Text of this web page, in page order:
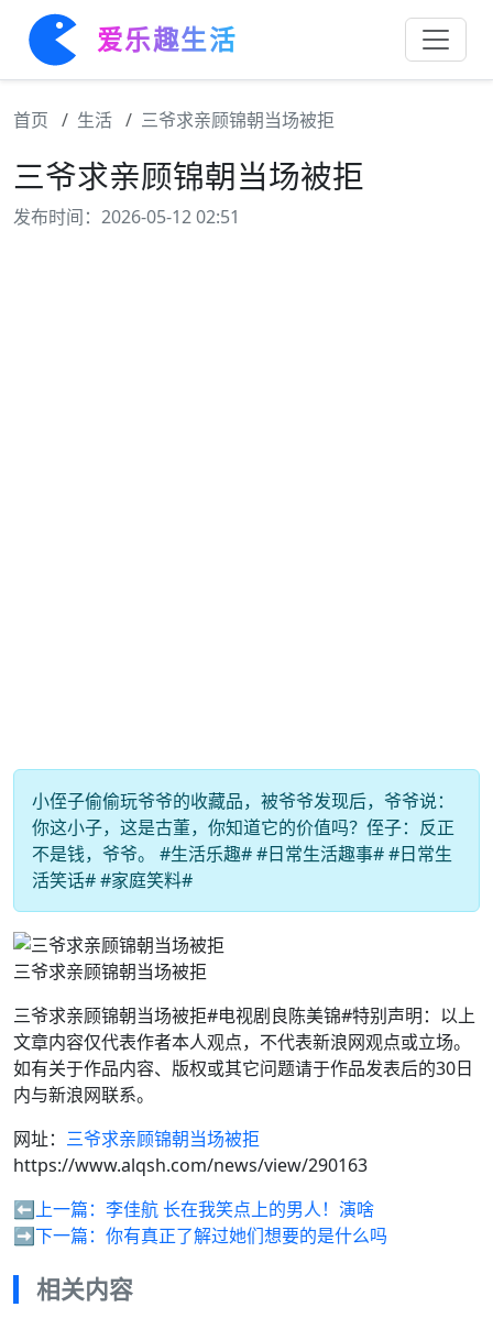
爱乐趣生活
首页 生活 三爷求亲顾锦朝当场被拒
三爷求亲顾锦朝当场被拒
发布时间：2026-05-12 02:51
小侄子偷偷玩爷爷的收藏品，被爷爷发现后，爷爷说：
你这小子，这是古董，你知道它的价值吗？侄子：反正
不是钱，爷爷。 #生活乐趣# #日常生活趣事# #日常生
活笑话# #家庭笑料#
三爷求亲顾锦朝当场被拒
三爷求亲顾锦朝当场被拒#电视剧良陈美锦#特别声明：以上
文章内容仅代表作者本人观点，不代表新浪网观点或立场。
如有关于作品内容、版权或其它问题请于作品发表后的30日
内与新浪网联系。
网址： 三爷求亲顾锦朝当场被拒
https://www.alqsh.com/news/view/290163
⬅️上一篇： 李佳航 长在我笑点上的男人！演啥
➡️下一篇： 你有真正了解过她们想要的是什么吗
相关内容